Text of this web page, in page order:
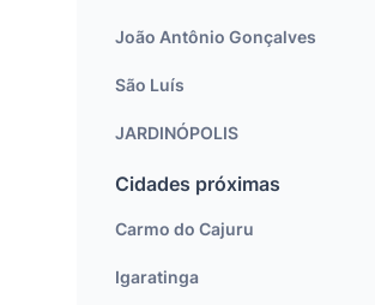
João Antônio Gonçalves
São Luís
JARDINÓPOLIS
Cidades próximas
Carmo do Cajuru
Igaratinga